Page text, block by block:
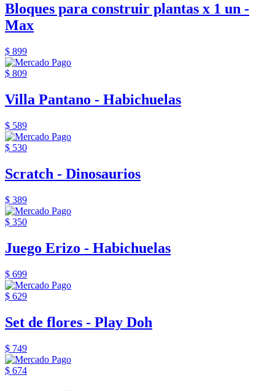
Bloques para construir plantas x 1 un -
Max
$ 899
$ 809
Villa Pantano - Habichuelas
$ 589
$ 530
Scratch - Dinosaurios
$ 389
$ 350
Juego Erizo - Habichuelas
$ 699
$ 629
Set de flores - Play Doh
$ 749
$ 674